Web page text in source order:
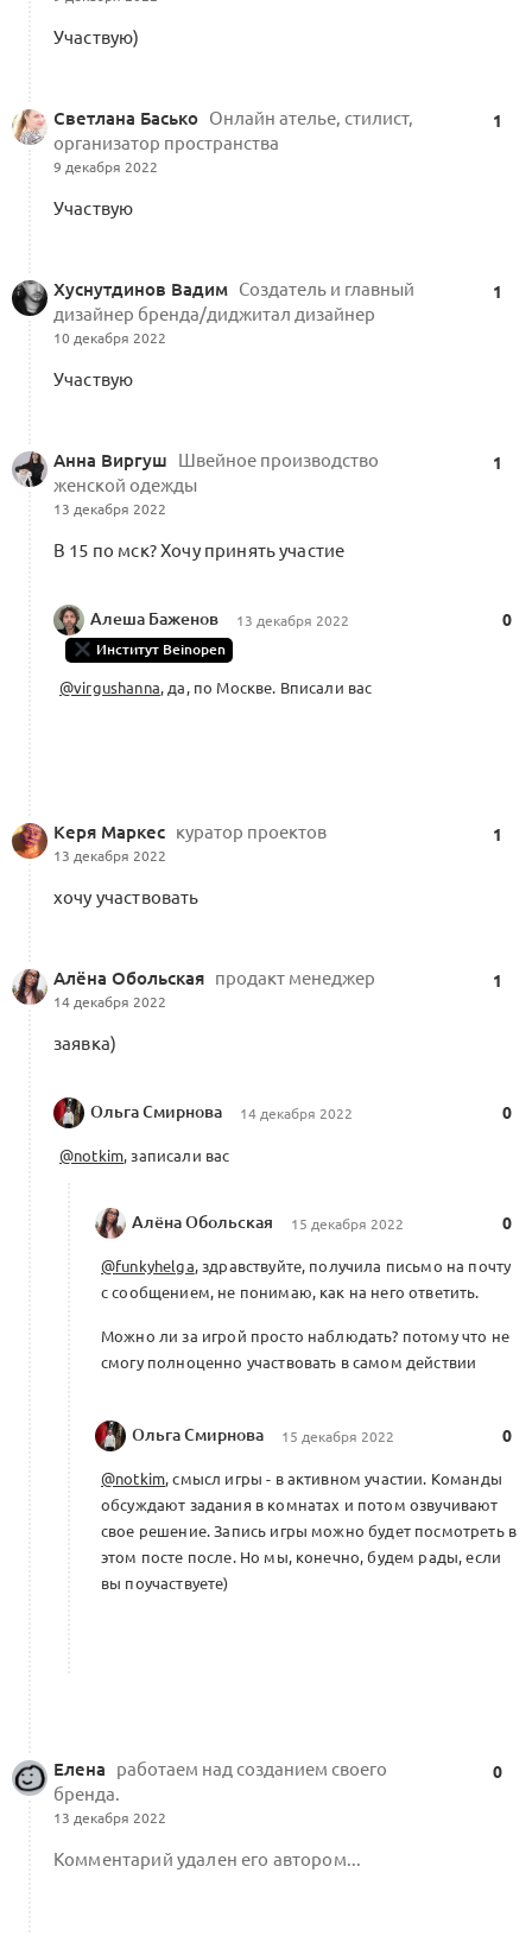
Участвую)
Светлана Басько Онлайн ателье, стилист,
организатор пространства
9 декабря 2022
1
Участвую
Хуснутдинов Вадим Создатель и главный
дизайнер бренда/диджитал дизайнер
10 декабря 2022
1
Участвую
Анна Виргуш
Швейное производство
женской одежды
13 декабря 2022
1
В 15 по мск? Хочу принять участие
Алеша Баженов 13 декабря 2022
Институт Beinopen
0
@virgushanna, да, по Москве. Вписали вас
Керя Маркес куратор проектов
13 декабря 2022
1
хочу участвовать
Алёна Обольская продакт менеджер
14 декабря 2022
1
заявка)
Ольга Смирнова 14 декабря 2022 0
@notkim, записали вас
Алёна Обольская 15 декабря 2022 0
@funkyhelga, здравствуйте, получила письмо на почту
с сообщением, не понимаю, как на него ответить.
Можно ли за игрой просто наблюдать? потому что не
смогу полноценно участвовать в самом действии
Ольга Смирнова 15 декабря 2022 0
@notkim, смысл игры - в активном участии. Команды
обсуждают задания в комнатах и потом озвучивают
свое решение. Запись игры можно будет посмотреть в
этом посте после. Но мы, конечно, будем рады, если
вы поучаствуете)
Елена
работаем над созданием своего
бренда.
13 декабря 2022
0
Комментарий удален его автором...